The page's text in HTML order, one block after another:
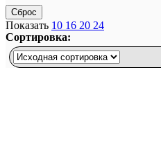
Сброс
Показать 10 16 20 24
Сортировка: